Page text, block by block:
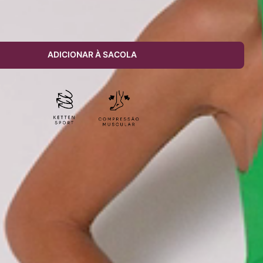
ADICIONAR À SACOLA
em tecido macio com compressão, tecnologia que torna a peça
corpos, maior durabilidade da cor e resistência da forma.
sustentação e conforto, com alças largas e costas
A compressão oferece suporte e segurança para
mantendo o conforto durante o uso.